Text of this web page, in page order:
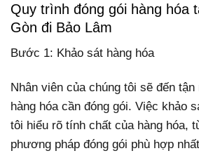
Quy trình đóng gói hàng hóa
Gòn đi Bảo Lâm
Bước 1: Khảo sát hàng hóa
Nhân viên của chúng tôi sẽ đến
hàng hóa cần đóng gói. Việc khảo
tôi hiểu rõ tính chất của hàng hóa,
phương pháp đóng gói phù hợp